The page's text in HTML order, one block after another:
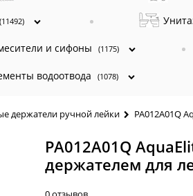
(11492)
и сифоны (1175)
водоотвода (1078)
держатели ручной лейки PA012A01Q
PA012A01Q
держателем для